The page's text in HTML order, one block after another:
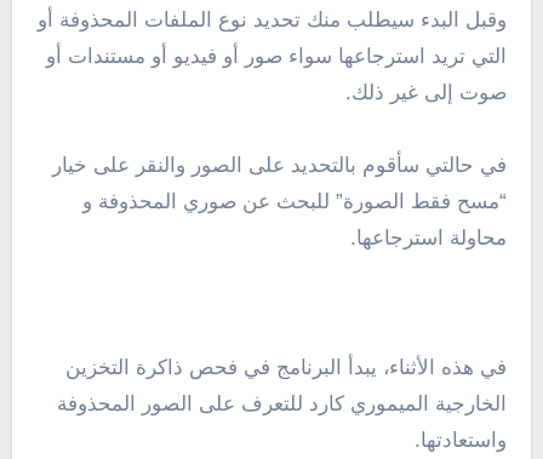
وقبل البدء سيطلب منك تحديد نوع الملفات المحذوفة أو
التي تريد استرجاعها سواء صور أو فيديو أو مستندات أو
صوت إلى غير ذلك.
في حالتي سأقوم بالتحديد على الصور والنقر على خيار
“مسح فقط الصورة” للبحث عن صوري المحذوفة و
محاولة استرجاعها.
في هذه الأثناء، يبدأ البرنامج في فحص ذاكرة التخزين
الخارجية الميموري كارد للتعرف على الصور المحذوفة
واستعادتها.